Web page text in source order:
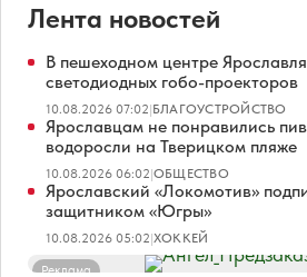
Лента новостей
В пешеходном центре
светодиодных гобо-проекторов
10.08.2026 07:02|БЛАГОУСТРОЙСТВО
Ярославцам не понравились
водоросли на Тверицком пляже
10.08.2026 06:02|ОБЩЕСТВО
Ярославский «Локомотив»
защитником «Югры»
10.08.2026 05:02|ХОККЕЙ
Реклама